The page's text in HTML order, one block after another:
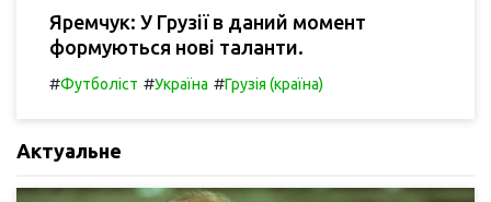
Яремчук: У Грузії в даний момент
формуються нові таланти.
#Футболіст #Україна #Грузія (країна)
Актуальне